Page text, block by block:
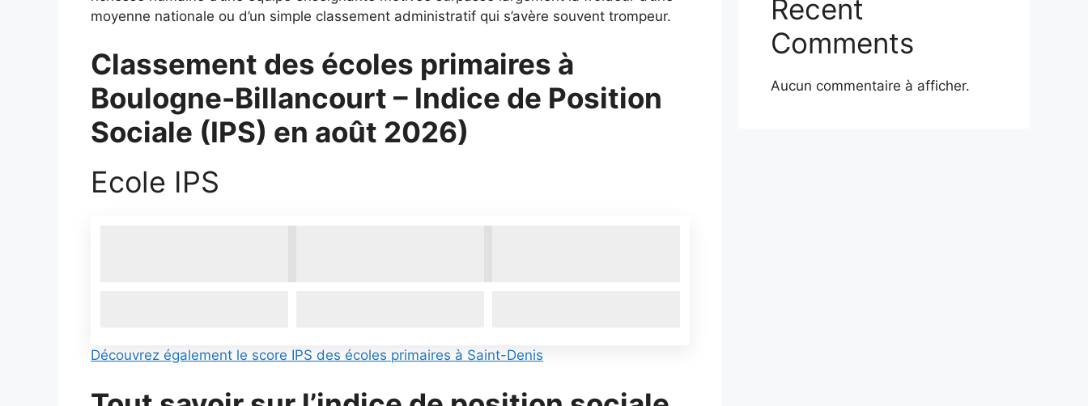
moyenne nationale ou d’un simple classement administratif qui s’avère souvent trompeur.
Classement des écoles primaires à
Boulogne-Billancourt – Indice de Position
Sociale (IPS) en août 2026)
Ecole IPS
Découvrez également le score IPS des écoles primaires à Saint-Denis
Recent
Comments
Aucun commentaire à afficher.